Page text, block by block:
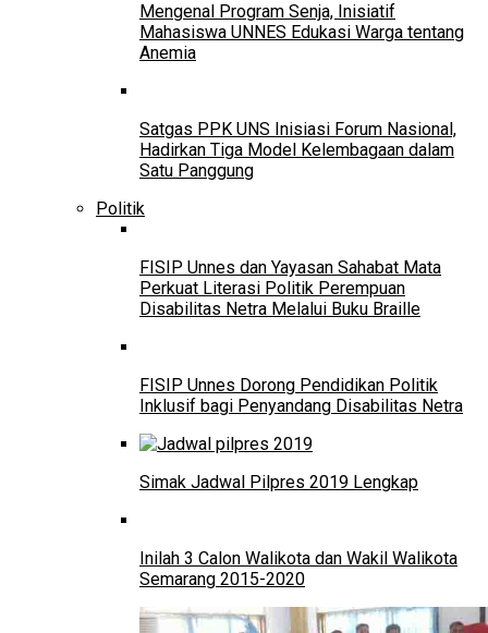
Mengenal Program Senja, Inisiatif
Mahasiswa UNNES Edukasi Warga tentang
Anemia
Satgas PPK UNS Inisiasi Forum Nasional,
Hadirkan Tiga Model Kelembagaan dalam
Satu Panggung
Politik
FISIP Unnes dan Yayasan Sahabat Mata
Perkuat Literasi Politik Perempuan
Disabilitas Netra Melalui Buku Braille
FISIP Unnes Dorong Pendidikan Politik
Inklusif bagi Penyandang Disabilitas Netra
Simak Jadwal Pilpres 2019 Lengkap
Inilah 3 Calon Walikota dan Wakil Walikota
Semarang 2015-2020